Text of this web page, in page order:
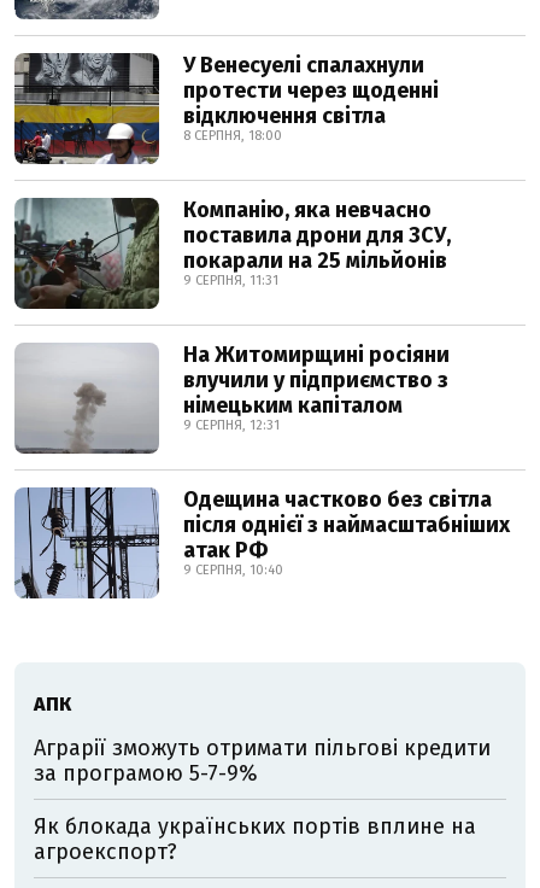
У Венесуелі спалахнули
протести через щоденні
відключення світла
8 СЕРПНЯ, 18:00
Компанію, яка невчасно
поставила дрони для ЗСУ,
покарали на 25 мільйонів
9 СЕРПНЯ, 11:31
На Житомирщині росіяни
влучили у підприємство з
німецьким капіталом
9 СЕРПНЯ, 12:31
Одещина частково без світла
після однієї з наймасштабніших
атак РФ
9 СЕРПНЯ, 10:40
АПК
Аграрії зможуть отримати пільгові кредити
за програмою 5-7-9%
Як блокада українських портів вплине на
агроекспорт?